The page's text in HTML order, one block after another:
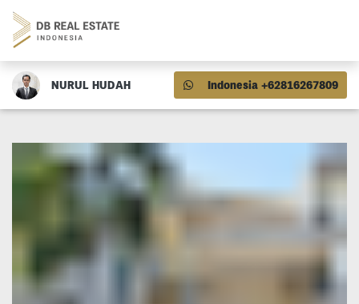
NURUL HUDAH Indonesia +62816267809